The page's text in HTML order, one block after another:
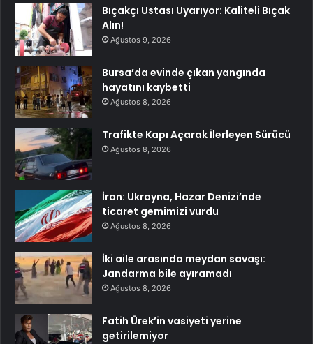
Bıçakçı Ustası Uyarıyor: Kaliteli Bıçak
Alın!
Ağustos 9, 2026
Bursa’da evinde çıkan yangında
hayatını kaybetti
Ağustos 8, 2026
Trafikte Kapı Açarak İlerleyen Sürücü
Ağustos 8, 2026
İran: Ukrayna, Hazar Denizi’nde
ticaret gemimizi vurdu
Ağustos 8, 2026
İki aile arasında meydan savaşı:
Jandarma bile ayıramadı
Ağustos 8, 2026
Fatih Ürek’in vasiyeti yerine
getirilemiyor